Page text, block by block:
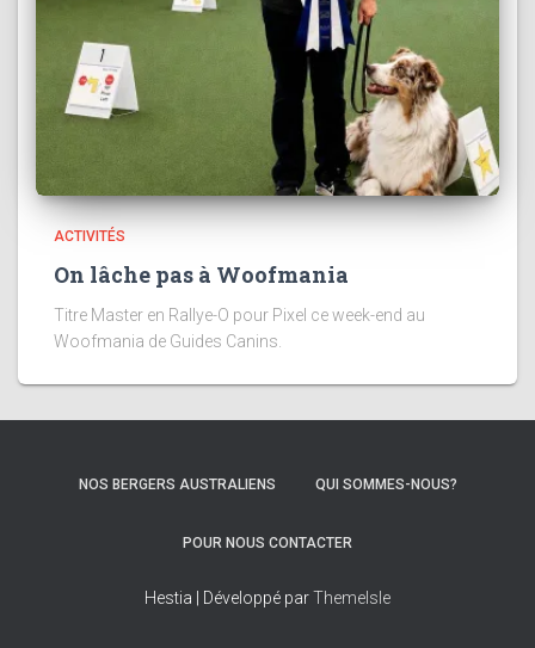
ACTIVITÉS
On lâche pas à Woofmania
Titre Master en Rallye-O pour Pixel ce week-end au
Woofmania de Guides Canins.
NOS BERGERS AUSTRALIENS QUI SOMMES-NOUS?
POUR NOUS CONTACTER
Hestia | Développé parThemeIsle